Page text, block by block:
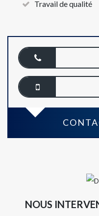
Travail de qualité
NOUS